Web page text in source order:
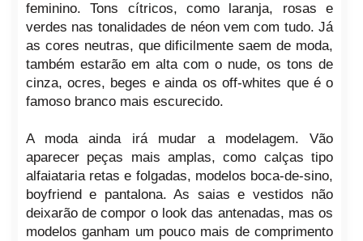
feminino. Tons cítricos, como laranja, rosas e
verdes nas tonalidades de néon vem com tudo. Já
as cores neutras, que dificilmente saem de moda,
também estarão em alta com o nude, os tons de
cinza, ocres, beges e ainda os off-whites que é o
famoso branco mais escurecido.
A moda ainda irá mudar a modelagem. Vão
aparecer peças mais amplas, como calças tipo
alfaiataria retas e folgadas, modelos boca-de-sino,
boyfriend e pantalona. As saias e vestidos não
deixarão de compor o look das antenadas, mas os
modelos ganham um pouco mais de comprimento